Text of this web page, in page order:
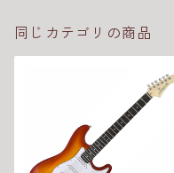
同じカテゴリの商品